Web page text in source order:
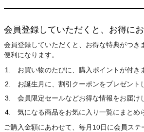
会員登録していただくと、お得にお
会員登録していただくと、お得な特典がつき
便利になります。
お買い物のたびに、購入ポイントが付き
お誕生月に、割引クーポンをプレゼント
会員限定セールなどお得な情報をお届け
気になる商品をお気に入り一覧にまとめ
ご購入金額にあわせて、毎月10日に会員ステ